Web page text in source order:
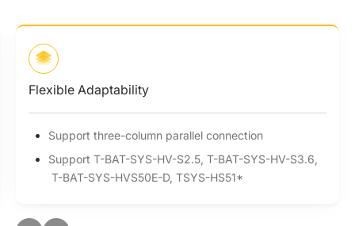
Flexible Adaptability
Support three-column parallel connection
Support T-BAT-SYS-HV-S2.5, T-BAT-SYS-HV-S3.6,
T-BAT-SYS-HVS50E-D, TSYS-HS51*